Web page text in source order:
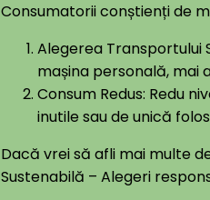
Consumatorii conștienți de
Alegerea Transportului
mașina personală, mai
Consum Redus: Redu
inutile sau de unică folos
Dacă vrei să afli mai multe
Sustenabilă – Alegeri